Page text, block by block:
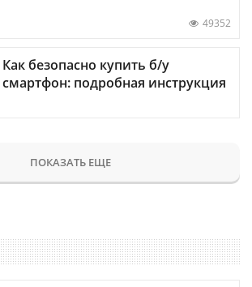
49352
Как безопасно купить б/у
смартфон: подробная инструкция
ПОКАЗАТЬ ЕЩЕ